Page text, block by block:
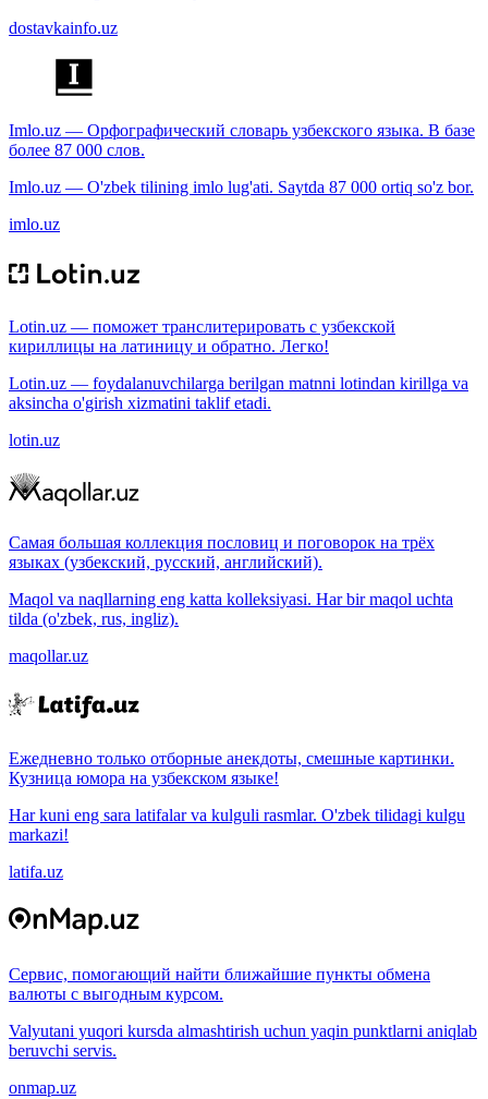
dostavkainfo.uz
Imlo.uz — Орфографический словарь узбекского языка. В базе
более 87 000 слов.
Imlo.uz — O'zbek tilining imlo lug'ati. Saytda 87 000 ortiq so'z bor.
imlo.uz
Lotin.uz — поможет транслитерировать с узбекской
кириллицы на латиницу и обратно. Легко!
Lotin.uz — foydalanuvchilarga berilgan matnni lotindan kirillga va
aksincha o'girish xizmatini taklif etadi.
lotin.uz
Самая большая коллекция пословиц и поговорок на трёх
языках (узбекский, русский, английский).
Maqol va naqllarning eng katta kolleksiyasi. Har bir maqol uchta
tilda (o'zbek, rus, ingliz).
maqollar.uz
Ежедневно только отборные анекдоты, смешные картинки.
Кузница юмора на узбекском языке!
Har kuni eng sara latifalar va kulguli rasmlar. O'zbek tilidagi kulgu
markazi!
latifa.uz
Сервис, помогающий найти ближайшие пункты обмена
валюты с выгодным курсом.
Valyutani yuqori kursda almashtirish uchun yaqin punktlarni aniqlab
beruvchi servis.
onmap.uz